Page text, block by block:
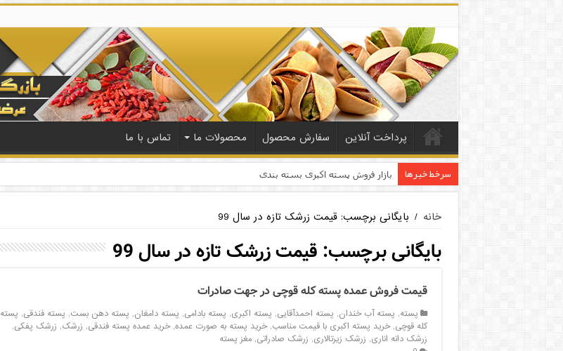
پرداخت آنلاین سفارش محصول محصولات ما تماس با ما
سرخط خبرها بازار فروش پسته اکبری بسته بندی
خانه / بایگانی برچسب: قیمت زرشک تازه در سال 99
بایگانی برچسب: قیمت زرشک تازه در سال 99
قیمت فروش عمده پسته کله قوچی در جهت صادرات
پسته, پسته آب خندان, پسته احمدآقایی, پسته اکبری, پسته بادامی, پسته دامغان, پسته دهن بست, پسته فندقی, پسته
کله قوچی,خرید پسته اکبری با قیمت مناسب,خرید پسته به صورت عمده,خرید عمده پسته فندقی, زرشک, زرشک پفکی,
زرشک دانه اناری, زرشک زیرتالاری, زرشک صادراتی,مغز پسته